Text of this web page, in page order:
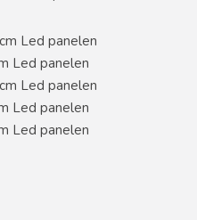
Led panelen
Led panelen
Led panelen
Led panelen
Led panelen